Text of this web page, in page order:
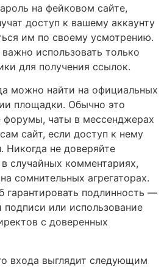
на фейковом сайте,
доступ к вашему аккаунту
им по своему усмотрению.
использовать только
для получения ссылок.
можно найти на официальных
площадки. Обычно это
форумы, чаты в мессенджерах
сайт, если доступ к нему
Никогда не доверяйте
случайных комментариях,
сомнительных агрегаторах.
гарантировать подлинность —
или использование
с доверенных
входа выглядит следующим